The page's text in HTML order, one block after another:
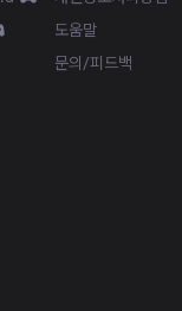
도움말
문의/피드백